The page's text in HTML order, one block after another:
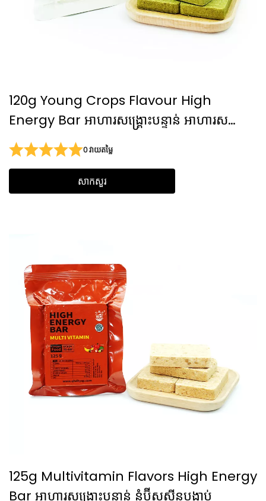
120g Young Crops Flavour High
Energy Bar អាហារសង្គ្រោះបន្ទាន់ អាហារសង្គ្រោះ
បន្ទាន់ Lifeboat អាហារថាមពលខ្ពស់សម្រាប់ការ
ឡើងភ្នំ
0 វាយតម្លៃ
សាកសួរ
125g Multivitamin Flavors High Energy
Bar អាហារសង្គ្រោះបន្ទាន់ នំប៊ីសស្ទីនបង្ហាប់